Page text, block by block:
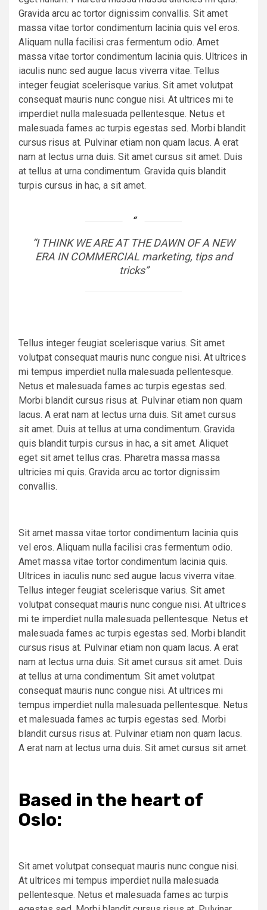
Gravida arcu ac tortor dignissim convallis. Sit amet
massa vitae tortor condimentum lacinia quis vel eros.
Aliquam nulla facilisi cras fermentum odio. Amet
massa vitae tortor condimentum lacinia quis. Ultrices in
iaculis nunc sed augue lacus viverra vitae. Tellus
integer feugiat scelerisque varius. Sit amet volutpat
consequat mauris nunc congue nisi. At ultrices mi te
imperdiet nulla malesuada pellentesque. Netus et
malesuada fames ac turpis egestas sed. Morbi blandit
cursus risus at. Pulvinar etiam non quam lacus. A erat
nam at lectus urna duis. Sit amet cursus sit amet. Duis
at tellus at urna condimentum. Gravida quis blandit
turpis cursus in hac, a sit amet.
“I THINK WE ARE AT THE DAWN OF A NEW
ERA IN COMMERCIAL marketing, tips and
tricks”
Tellus integer feugiat scelerisque varius. Sit amet
volutpat consequat mauris nunc congue nisi. At ultrices
mi tempus imperdiet nulla malesuada pellentesque.
Netus et malesuada fames ac turpis egestas sed.
Morbi blandit cursus risus at. Pulvinar etiam non quam
lacus. A erat nam at lectus urna duis. Sit amet cursus
sit amet. Duis at tellus at urna condimentum. Gravida
quis blandit turpis cursus in hac, a sit amet. Aliquet
eget sit amet tellus cras. Pharetra massa massa
ultricies mi quis. Gravida arcu ac tortor dignissim
convallis.
Sit amet massa vitae tortor condimentum lacinia quis
vel eros. Aliquam nulla facilisi cras fermentum odio.
Amet massa vitae tortor condimentum lacinia quis.
Ultrices in iaculis nunc sed augue lacus viverra vitae.
Tellus integer feugiat scelerisque varius. Sit amet
volutpat consequat mauris nunc congue nisi. At ultrices
mi te imperdiet nulla malesuada pellentesque. Netus et
malesuada fames ac turpis egestas sed. Morbi blandit
cursus risus at. Pulvinar etiam non quam lacus. A erat
nam at lectus urna duis. Sit amet cursus sit amet. Duis
at tellus at urna condimentum. Sit amet volutpat
consequat mauris nunc congue nisi. At ultrices mi
tempus imperdiet nulla malesuada pellentesque. Netus
et malesuada fames ac turpis egestas sed. Morbi
blandit cursus risus at. Pulvinar etiam non quam lacus.
A erat nam at lectus urna duis. Sit amet cursus sit amet.
Based in the heart of
Oslo:
Sit amet volutpat consequat mauris nunc congue nisi.
At ultrices mi tempus imperdiet nulla malesuada
pellentesque. Netus et malesuada fames ac turpis